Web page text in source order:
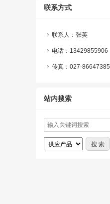
联系方式
联系人：张英
电话：13429855906
传真：027-86647385
站内搜索